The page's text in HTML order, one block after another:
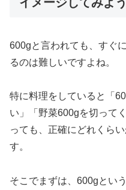
600gと言われても、すぐ
るのは難しいですよね。
特に料理をしていると「
い」「野菜600gを切って
っても、正確にどれくら
す。
そこでまずは、600gとい